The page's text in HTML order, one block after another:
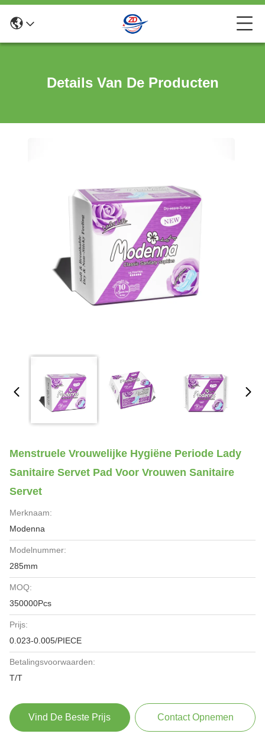
Details Van De Producten
Menstruele Vrouwelijke Hygiëne Periode Lady
Sanitaire Servet Pad Voor Vrouwen Sanitaire
Servet
Merknaam:
Modenna
Modelnummer:
285mm
MOQ:
350000Pcs
Prijs:
0.023-0.005/PIECE
Betalingsvoorwaarden:
T/T
Vind De Beste Prijs Contact Opnemen